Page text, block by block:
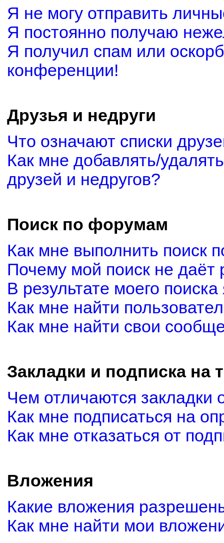
Я не могу отправить
Я постоянно получаю
Я получил спам или
конференции!
Друзья и недруги
Что означают списки
Как мне добавлять/
друзей и недругов?
Поиск по форумам
Как мне выполнить поиск
Почему мой поиск не даёт
В результате моего
Как мне найти
Как мне найти свои
Закладки и подписка на
Чем отличаются закладки
Как мне подписаться на
Как мне отказаться от
Вложения
Какие вложения
Как мне найти мои